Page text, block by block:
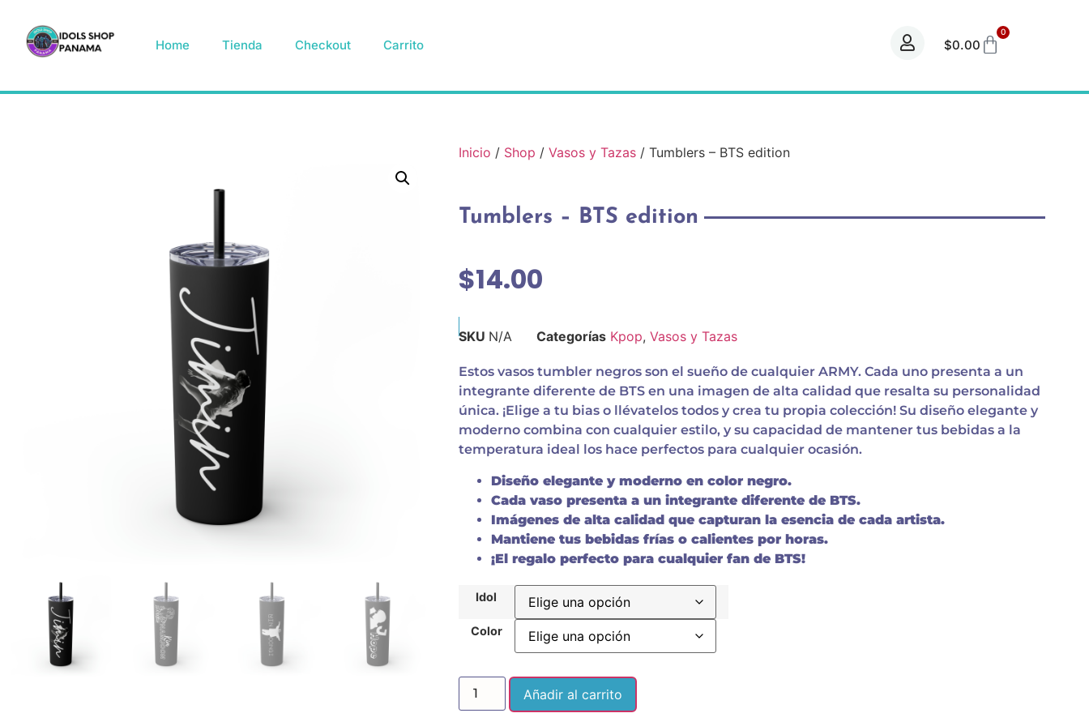
Home Tienda Checkout Carrito $0.00
0
Inicio / Shop / Vasos y Tazas/ Tumblers – BTS edition
Tumblers – BTS edition
$14.00
SKU N/A Categorías Kpop, Vasos y Tazas
Estos vasos tumbler negros son el sueño de cualquier ARMY. Cada uno presenta a un
integrante diferente de BTS en una imagen de alta calidad que resalta su personalidad
única. ¡Elige a tu bias o llévatelos todos y crea tu propia colección! Su diseño elegante y
moderno combina con cualquier estilo, y su capacidad de mantener tus bebidas a la
temperatura ideal los hace perfectos para cualquier ocasión.
Diseño elegante y moderno en color negro.
Cada vaso presenta a un integrante diferente de BTS.
Imágenes de alta calidad que capturan la esencia de cada artista.
Mantiene tus bebidas frías o calientes por horas.
¡El regalo perfecto para cualquier fan de BTS!
Idol
Color
Añadir al carrito